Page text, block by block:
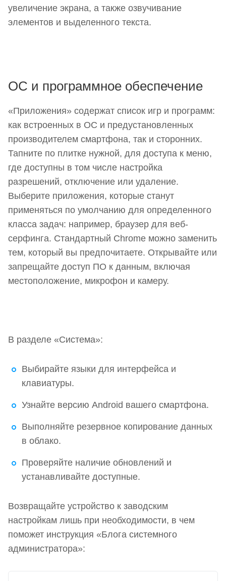
увеличение экрана, а также озвучивание
элементов и выделенного текста.
ОС и программное обеспечение
«Приложения» содержат список игр и программ:
как встроенных в ОС и предустановленных
производителем смартфона, так и сторонних.
Тапните по плитке нужной, для доступа к меню,
где доступны в том числе настройка
разрешений, отключение или удаление.
Выберите приложения, которые станут
применяться по умолчанию для определенного
класса задач: например, браузер для веб-
серфинга. Стандартный Chrome можно заменить
тем, который вы предпочитаете. Открывайте или
запрещайте доступ ПО к данным, включая
местоположение, микрофон и камеру.
В разделе «Система»:
Выбирайте языки для интерфейса и
клавиатуры.
Узнайте версию Android вашего смартфона.
Выполняйте резервное копирование данных
в облако.
Проверяйте наличие обновлений и
устанавливайте доступные.
Возвращайте устройство к заводским
настройкам лишь при необходимости, в чем
поможет инструкция «Блога системного
администратора»: